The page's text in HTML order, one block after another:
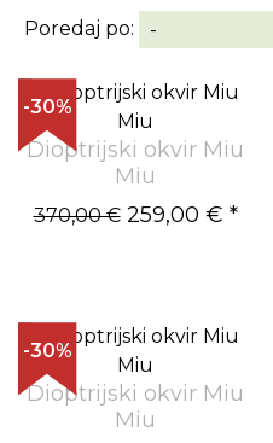
Poredaj po:
-30%
Dioptrijski okvir Miu
Miu
370,00 €259,00 € *
-30%
Dioptrijski okvir Miu
Miu